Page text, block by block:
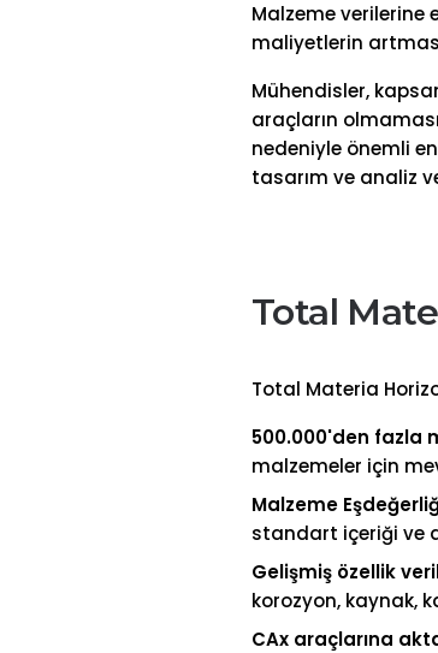
Malzeme verilerine
maliyetlerin
Mühendisler,
araçların
nedeniyle önemli
tasarım ve analiz
Total
Total Materia
500.000'den fazla
malzemeler için
Malzeme
standart içeriği ve
Gelişmiş özellik
korozyon, kaynak,
CAx araçlarına